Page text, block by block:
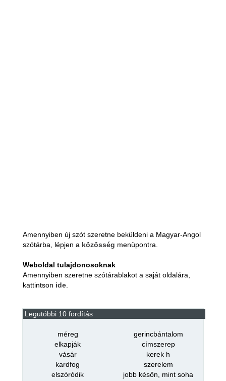
Amennyiben új szót szeretne beküldeni a Magyar-Angol
szótárba, lépjen a közösség menüpontra.
Weboldal tulajdonosoknak
Amennyiben szeretne szótárablakot a saját oldalára,
kattintson ide.
Legutóbbi 10 fordítás
méreg
gerincbántalom
elkapják
címszerep
vásár
kerek h
kardfog
szerelem
elszóródik
jobb későn, mint soha